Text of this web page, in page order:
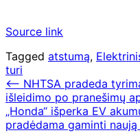
Source link
Tagged atstumą,
turi
Navigacija
tarp
įrašų
⟵ NHTSA pradeda
išleidimo po pranešimų
„Honda“ išperka EV
pradėdama gaminti naują